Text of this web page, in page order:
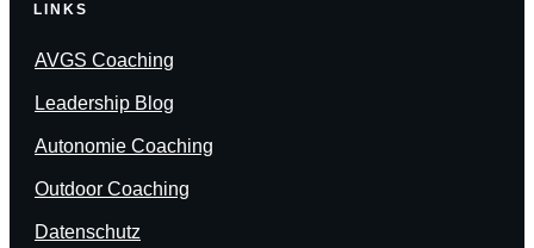
LINKS
AVGS Coaching
Leadership Blog
Autonomie Coaching
Outdoor Coaching
Datenschutz